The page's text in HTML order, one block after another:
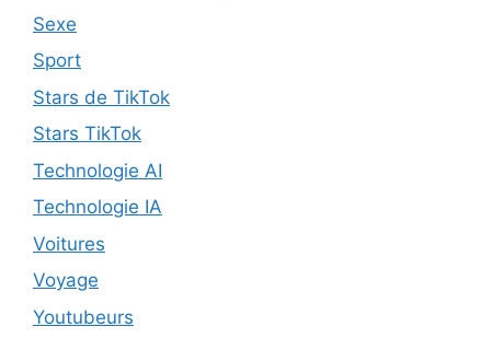
Sexe
Sport
Stars de TikTok
Stars TikTok
Technologie AI
Technologie IA
Voitures
Voyage
Youtubeurs